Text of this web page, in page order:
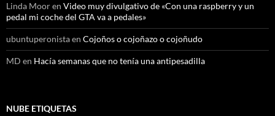
Linda Mooren Video muy divulgativo de «Con una raspberry y un
pedal mi coche del GTA va a pedales»
ubuntuperonistaen Cojoños o cojoñazo o cojoñudo
MD en Hacía semanas que no tenía una antipesadilla
NUBE ETIQUETAS